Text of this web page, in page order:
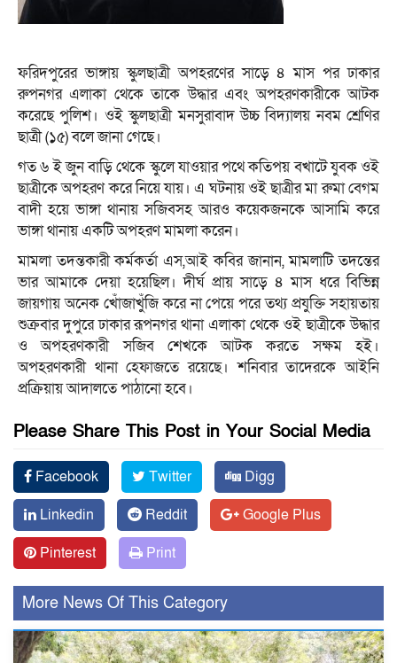
ফরিদপুরের ভাঙ্গায় স্কুলছাত্রী অপহরণের সাড়ে ৪ মাস পর ঢাকার
রুপনগর এলাকা থেকে তাকে উদ্ধার এবং অপহরণকারীকে আটক
করেছে পুলিশ। ওই স্কুলছাত্রী মনসুরাবাদ উচ্চ বিদ্যালয় নবম শ্রেণির
ছাত্রী (১৫) বলে জানা গেছে।
গত ৬ ই জুন বাড়ি থেকে স্কুলে যাওয়ার পথে কতিপয় বখাটে যুবক ওই
ছাত্রীকে অপহরণ করে নিয়ে যায়। এ ঘটনায় ওই ছাত্রীর মা রুমা বেগম
বাদী হয়ে ভাঙ্গা থানায় সজিবসহ আরও কয়েকজনকে আসামি করে
ভাঙ্গা থানায় একটি অপহরণ মামলা করেন।
মামলা তদন্তকারী কর্মকর্তা এস,আই কবির জানান, মামলাটি তদন্তের
ভার আমাকে দেয়া হয়েছিল। দীর্ঘ প্রায় সাড়ে ৪ মাস ধরে বিভিন্ন
জায়গায় অনেক খোঁজাখুঁজি করে না পেয়ে পরে তথ্য প্রযুক্তি সহায়তায়
শুক্রবার দুপুরে ঢাকার রূপনগর থানা এলাকা থেকে ওই ছাত্রীকে উদ্ধার
ও অপহরণকারী সজিব শেখকে আটক করতে সক্ষম হই।
অপহরণকারী থানা হেফাজতে রয়েছে। শনিবার তাদেরকে আইনি
প্রক্রিয়ায় আদালতে পাঠানো হবে।
Please Share This Post in Your Social Media
Facebook Twitter
Digg
Linkedin
Reddit
Google Plus
Pinterest
Print
More News Of This Category